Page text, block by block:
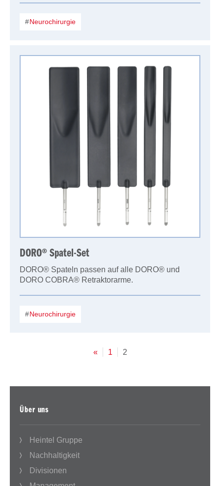
Neurochirurgie
DORO® Spatel-Set
DORO® Spateln passen auf alle DORO® und
DORO COBRA® Retraktorarme.
Neurochirurgie
« 1 2
Über uns
Heintel Gruppe
Nachhaltigkeit
Divisionen